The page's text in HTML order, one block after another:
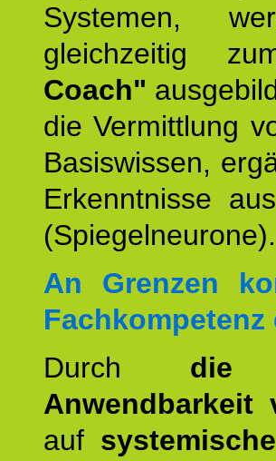
Systemen,
gleichzeitig
Coach"
die Vermittlung
Basiswissen,
Erkenntnisse
(Spiegelneurone).
An Grenzen
Fachkompetenz
Durch die
Anwendbarkeit
auf